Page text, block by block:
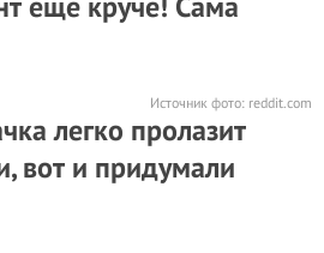
Источник фото: reddit.com
легко пролазит
вот и придумали